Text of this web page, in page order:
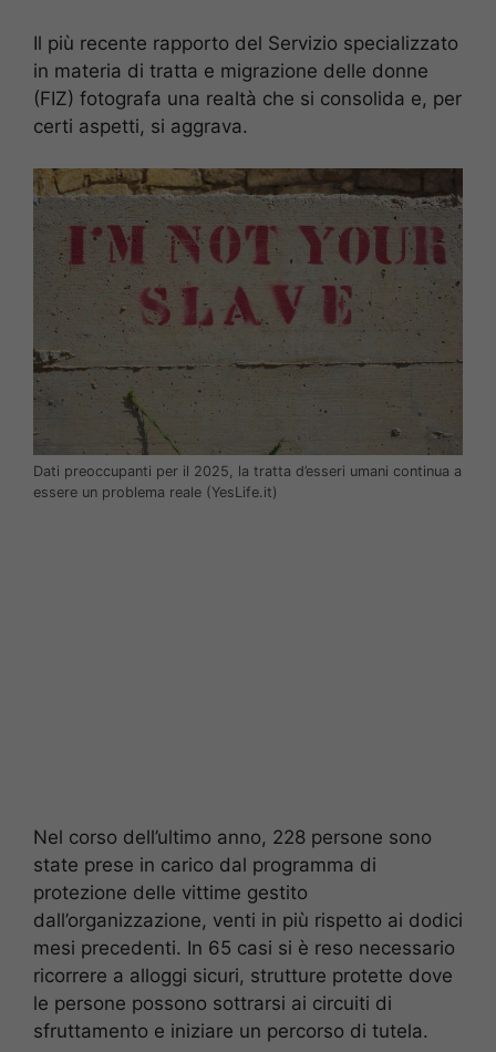
Il più recente rapporto del Servizio specializzato
in materia di tratta e migrazione delle donne
(FIZ) fotografa una realtà che si consolida e, per
certi aspetti, si aggrava.
Dati preoccupanti per il 2025, la tratta d’esseri umani continua a
essere un problema reale (YesLife.it)
Nel corso dell’ultimo anno, 228 persone sono
state prese in carico dal programma di
protezione delle vittime gestito
dall’organizzazione, venti in più rispetto ai dodici
mesi precedenti. In 65 casi si è reso necessario
ricorrere a alloggi sicuri, strutture protette dove
le persone possono sottrarsi ai circuiti di
sfruttamento e iniziare un percorso di tutela.